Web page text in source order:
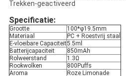
Trekken-geactiveerd
Specificatie:
Grootte
100*φ19.5mm
Materiaal
PC + Roestvrij staal
E-vloeibare Capaciteit5.5ml
Batterijcapaciteit
850mAh
Rolweerstand
1.3Ω
Rookwolken
800Puffs
Aroma
Roze Limonade